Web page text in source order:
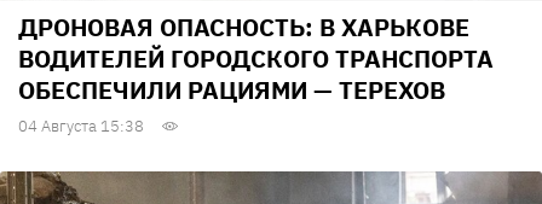
ДРОНОВАЯ ОПАСНОСТЬ: В ХАРЬКОВЕ
ВОДИТЕЛЕЙ ГОРОДСКОГО ТРАНСПОРТА
ОБЕСПЕЧИЛИ РАЦИЯМИ — ТЕРЕХОВ
04 Августа 15:38